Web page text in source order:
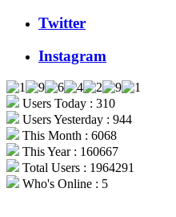
Twitter
Instagram
Users Today : 310
Users Yesterday : 944
This Month : 6068
This Year : 160667
Total Users : 1964291
Who's Online : 5